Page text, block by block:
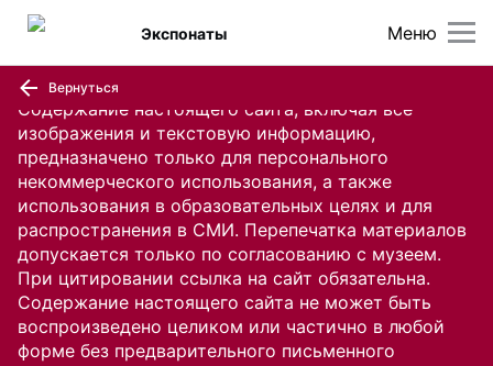
Содержание настоящего сайта, включая все
изображения и текстовую информацию,
предназначено только для персонального
некоммерческого использования, а также
использования в образовательных целях и для
распространения в СМИ. Перепечатка материалов
допускается только по согласованию с музеем.
При цитировании ссылка на сайт обязательна.
Содержание настоящего сайта не может быть
воспроизведено целиком или частично в любой
форме без предварительного письменного
Меню
Экспонаты
Вернуться